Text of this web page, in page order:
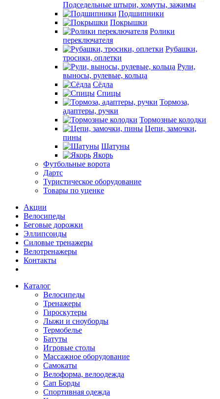
Подседельные штыри, хомуты, зажимы
Подшипники
Покрышки
Ролики
переключателя
Рубашки,
тросики, оплетки
Рули,
выносы, рулевые, кольца
Сёдла
Спицы
Тормоза,
адаптеры, ручки
Тормозные колодки
Цепи, замочки,
пины
Шатуны
Якорь
Футбольные ворота
Дартс
Туристическое оборудование
Товары по уценке
Акции
Велосипеды
Беговые дорожки
Эллипсоиды
Силовые тренажеры
Велотренажеры
Контакты
Каталог
Велосипеды
Тренажеры
Гироскутеры
Лыжи и сноуборды
Термобелье
Батуты
Игровые столы
Массажное оборудование
Самокаты
Велоформа, велоодежда
Сап Борды
Спортивная одежда